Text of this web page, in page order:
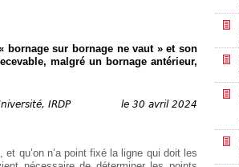
bornage sur bornage ne vaut » et son
malgré un bornage antérieur,
IRDP le 30 avril 2024
qu’on n’a point fixé la ligne qui doit les